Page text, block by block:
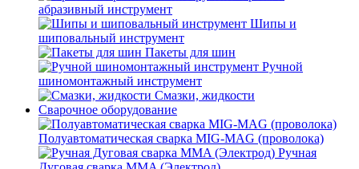
абразивный инструмент
Шипы и
шиповальный инструмент
Пакеты для шин
Ручной
шиномонтажный инструмент
Смазки, жидкости
Сварочное оборудование
Полуавтоматическая сварка MIG-MAG (проволока)
Ручная